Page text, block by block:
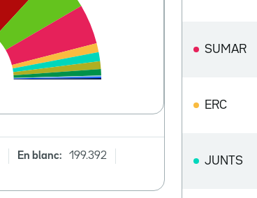
En blanc:
199.392
SUMAR
ERC
JUNTS